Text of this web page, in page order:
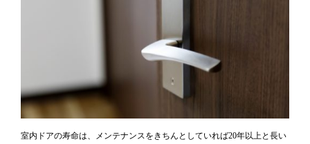
室内ドアの寿命は、メンテナンスをきちんとしていれば20年以上と長い